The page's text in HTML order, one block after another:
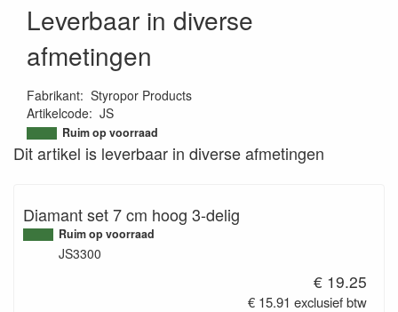
Leverbaar in diverse
afmetingen
Fabrikant: Styropor Products
Artikelcode: JS
9506617368270
Ruim op voorraad
Dit artikel is leverbaar in diverse afmetingen
Diamant set 7 cm hoog 3-delig
Ruim op voorraad
JS3300
€ 19.25
€ 15.91 exclusief btw